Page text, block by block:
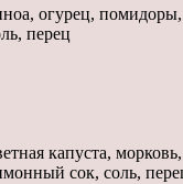
огурец,
перец
капуста,
сок, соль,